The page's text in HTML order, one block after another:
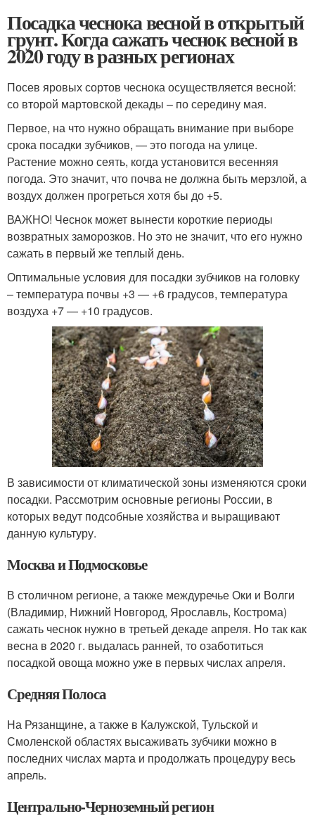
Посадка чеснока весной в открытый
грунт. Когда сажать чеснок весной в
2020 году в разных регионах
Посев яровых сортов чеснока осуществляется весной:
со второй мартовской декады – по середину мая.
Первое, на что нужно обращать внимание при выборе
срока посадки зубчиков, — это погода на улице.
Растение можно сеять, когда установится весенняя
погода. Это значит, что почва не должна быть мерзлой, а
воздух должен прогреться хотя бы до +5.
ВАЖНО! Чеснок может вынести короткие периоды
возвратных заморозков. Но это не значит, что его нужно
сажать в первый же теплый день.
Оптимальные условия для посадки зубчиков на головку
– температура почвы +3 — +6 градусов, температура
воздуха +7 — +10 градусов.
В зависимости от климатической зоны изменяются сроки
посадки. Рассмотрим основные регионы России, в
которых ведут подсобные хозяйства и выращивают
данную культуру.
Москва и Подмосковье
В столичном регионе, а также междуречье Оки и Волги
(Владимир, Нижний Новгород, Ярославль, Кострома)
сажать чеснок нужно в третьей декаде апреля. Но так как
весна в 2020 г. выдалась ранней, то озаботиться
посадкой овоща можно уже в первых числах апреля.
Средняя Полоса
На Рязанщине, а также в Калужской, Тульской и
Смоленской областях высаживать зубчики можно в
последних числах марта и продолжать процедуру весь
апрель.
Центрально-Черноземный регион